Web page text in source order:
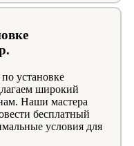
установке
широкий
Наши мастера
бесплатный
условия для